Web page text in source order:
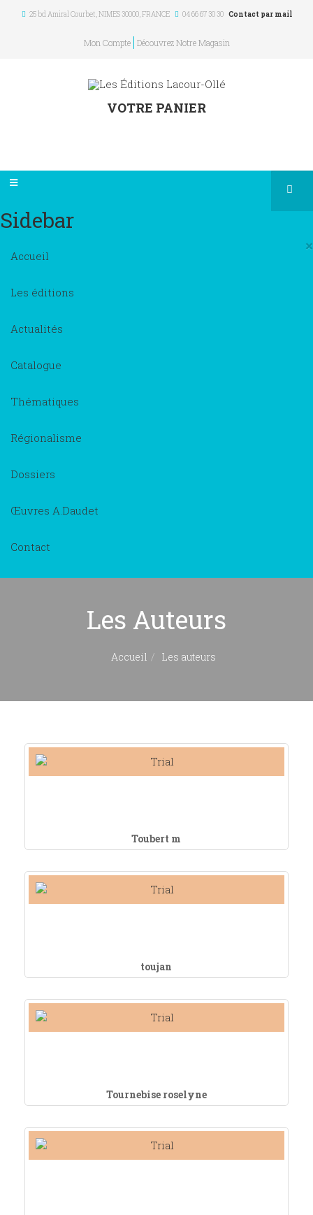
25 bd Amiral Courbet, NIMES 30000,FRANCE 04 66 67 30 30 Contact par mail
Mon Compte Découvrez Notre Magasin
VOTRE PANIER
Sidebar
×
Accueil
Les éditions
Actualités
Catalogue
Thématiques
Régionalisme
Dossiers
Œuvres A.Daudet
Contact
Les Auteurs
Accueil Les auteurs
Toubert m
toujan
Tournebise roselyne